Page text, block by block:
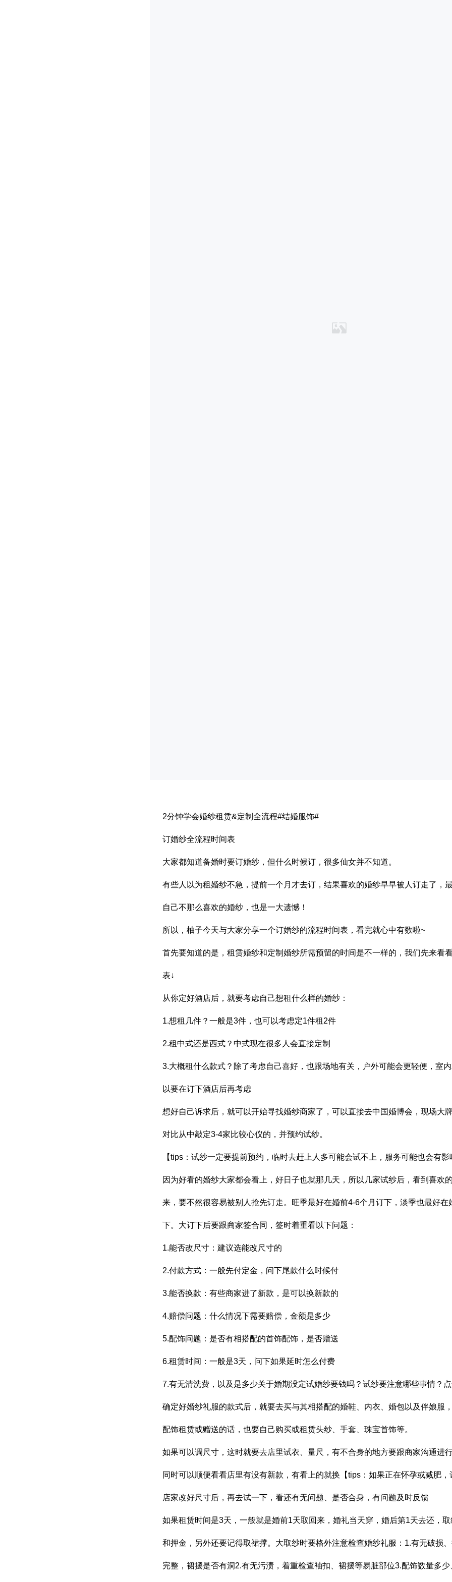
2分钟学会婚纱租赁&定制全流程#结婚服饰#
订婚纱全流程时间表
大家都知道备婚时要订婚纱，但什么时候订，很多仙女并不知道。
有些人以为租婚纱不急，提前一个月才去订，结果喜欢的婚纱早早被人订走了，
自己不那么喜欢的婚纱，也是一大遗憾！
所以，柚子今天与大家分享一个订婚纱的流程时间表，看完就心中有数啦~
首先要知道的是，租赁婚纱和定制婚纱所需预留的时间是不一样的，我们先来看
表↓
从你定好酒店后，就要考虑自己想租什么样的婚纱：
1.想租几件？一般是3件，也可以考虑定1件租2件
2.租中式还是西式？中式现在很多人会直接定制
3.大概租什么款式？除了考虑自己喜好，也跟场地有关，户外可能会更轻便，室
以要在订下酒店后再考虑
想好自己诉求后，就可以开始寻找婚纱商家了，可以直接去中国婚博会，现场大
对比从中敲定3-4家比较心仪的，并预约试纱。
【tips：试纱一定要提前预约，临时去赶上人多可能会试不上，服务可能也会有影
因为好看的婚纱大家都会看上，好日子也就那几天，所以几家试纱后，看到喜欢
来，要不然很容易被别人抢先订走。旺季最好在婚前4-6个月订下，淡季也最好在
下。大订下后要跟商家签合同，签时着重看以下问题：
1.能否改尺寸：建议选能改尺寸的
2.付款方式：一般先付定金，问下尾款什么时候付
3.能否换款：有些商家进了新款，是可以换新款的
4.赔偿问题：什么情况下需要赔偿，金额是多少
5.配饰问题：是否有相搭配的首饰配饰，是否赠送
6.租赁时间：一般是3天，问下如果延时怎么付费
7.有无清洗费，以及是多少关于婚期没定试婚纱要钱吗？试纱要注意哪些事情？
确定好婚纱礼服的款式后，就要去买与其相搭配的婚鞋、内衣、婚包以及伴娘服
配饰租赁或赠送的话，也要自己购买或租赁头纱、手套、珠宝首饰等。
如果可以调尺寸，这时就要去店里试衣、量尺，有不合身的地方要跟商家沟通进
同时可以顺便看看店里有没有新款，有看上的就换【tips：如果正在怀孕或减肥，
店家改好尺寸后，再去试一下，看还有无问题、是否合身，有问题及时反馈
如果租赁时间是3天，一般就是婚前1天取回来，婚礼当天穿，婚后第1天去还，
和押金，另外还要记得取裙撑。大取纱时要格外注意检查婚纱礼服：1.有无破损
完整，裙摆是否有洞2.有无污渍，着重检查袖扣、裙摆等易脏部位3.配饰数量多